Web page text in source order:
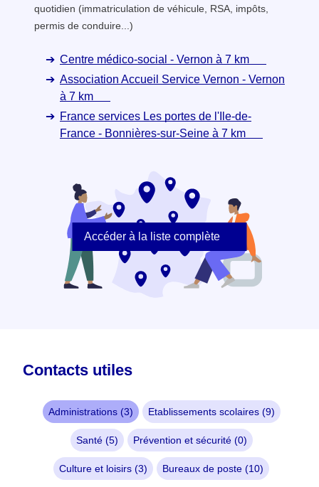
quotidien (immatriculation de véhicule, RSA, impôts,
permis de conduire...)
Centre médico-social - Vernon à 7 km
Association Accueil Service Vernon - Vernon
à 7 km
France services Les portes de l'Ile-de-
France - Bonnières-sur-Seine à 7 km
Accéder à la liste complète
Contacts utiles
Administrations (3) Etablissements scolaires (9)
Santé (5) Prévention et sécurité (0)
Culture et loisirs (3) Bureaux de poste (10)